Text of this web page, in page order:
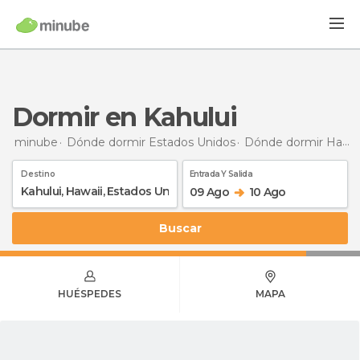
Dormir en Kahului
minube Dónde dormir Estados Unidos Dónde dormir Hawaii
Destino Entrada Y Salida
09 Ago 10 Ago
Buscar
HUÉSPEDES MAPA